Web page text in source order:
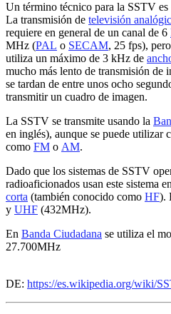
Un término técnico para la SSTV es
La transmisión de televisión
requiere en general de un canal de 6
MHz (PAL o SECAM, 25 fps),
utiliza un máximo de 3 kHz de
mucho más lento de transmisión de
se tardan de entre unos ocho
transmitir un cuadro de imagen.
La SSTV se transmite usando la
en inglés), aunque se puede utilizar
como FM o AM.
Dado que los sistemas de SSTV
radioaficionados usan este sistema
corta (también conocido como HF).
y UHF (432MHz).
En Banda Ciudadana se utiliza el
27.700MHz
DE: https://es.wikipedia.org/wiki/